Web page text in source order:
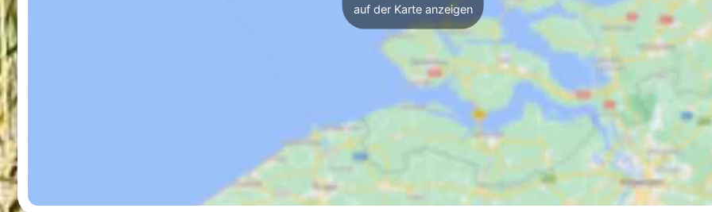
auf der Karte anzeigen